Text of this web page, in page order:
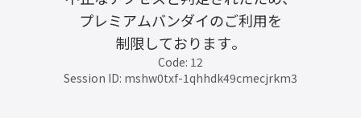
プレミアムバンダイのご利用を
制限しております。
Code: 12
Session ID: mshw0txf-1qhhdk49cmecjrkm3